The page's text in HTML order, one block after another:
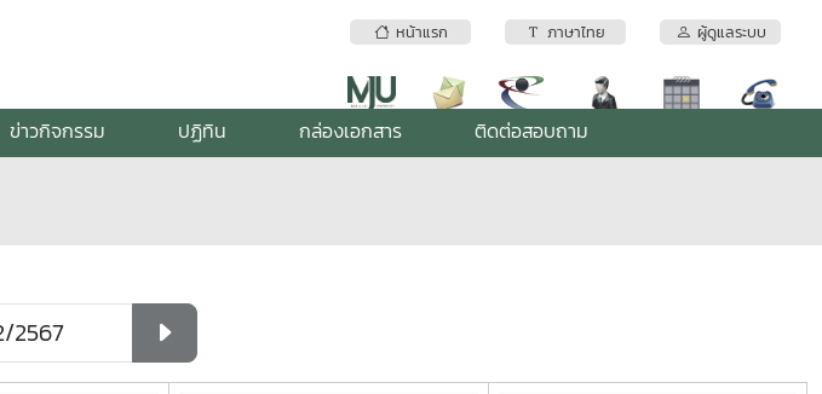
หน้าแรก ภาษาไทย ผู้ดูแลระบบ
ข่าวกิจกรรม ปฏิทิน กล่องเอกสาร ติดต่อสอบถาม